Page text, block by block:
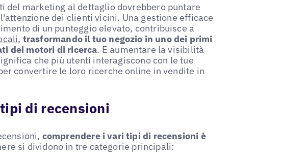
del marketing al dettaglio dovrebbero puntare
dei clienti vicini. Una gestione efficace
di un punteggio elevato, contribuisce a
, trasformando il tuo negozio in uno dei primi
dei motori di ricerca. E aumentare la visibilità
che più utenti interagiscono con le tue
convertire le loro ricerche online in vendite in
di recensioni
comprendere i vari tipi di recensioni è
si dividono in tre categorie principali: